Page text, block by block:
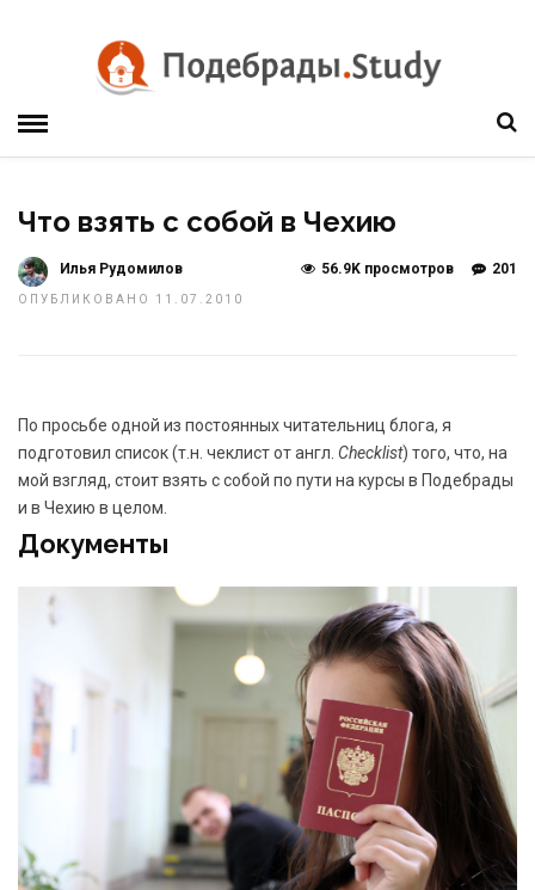
Что взять с собой в Чехию
Илья Рудомилов
ОПУБЛИКОВАНО 11.07.2010
201
56.9K просмотров
По просьбе одной из постоянных читательниц блога, я
подготовил список (т.н. чеклист от англ. Checklist) того, что, на
мой взгляд, стоит взять с собой по пути на курсы в Подебрады
и в Чехию в целом.
Документы